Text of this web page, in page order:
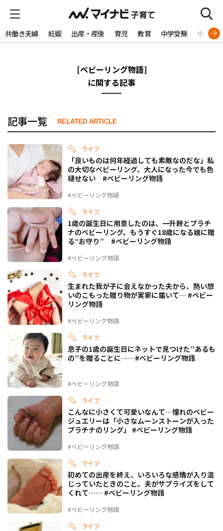
共働き夫婦 妊娠 出産・産後 育児 教育 中学受験 中学生
[ベビーリング物語]
に関する記事
記事一覧 RELATED ARTICLE
ライフ
#ベビーリング物語
「良いものは何年経過しても素敵なのだな」私
の大切なベビーリング、大人になった今でも色
褪せない #ベビーリング物語
ライフ
#ベビーリング物語
1歳の誕生日に用意したのは、一升餅とプラチ
ナのベビーリング。もうすぐ18歳になる娘に贈
る“お守り” #ベビーリング物語
ライフ
#ベビーリング物語
生まれた我が子に会えなかった夫から、熱い想
いのこもった贈り物が実家に届いて… #ベビー
リング物語
ライフ
#ベビーリング物語
息子の1歳の誕生日にネットで見つけた”あるも
の”を贈ることに……#ベビーリング物語
ライフ
#ベビーリング物語
こんなに小さくて可愛いなんて…憧れのベビー
ジュエリーは「小さなムーンストーンが入った
プラチナのリング」 #ベビーリング物語
ライフ
#ベビーリング物語
初めての出産を終え、いろいろな感情が入り混
じっていたときのこと。夫がサプライズをして
くれて…… #ベビーリング物語
ライフ